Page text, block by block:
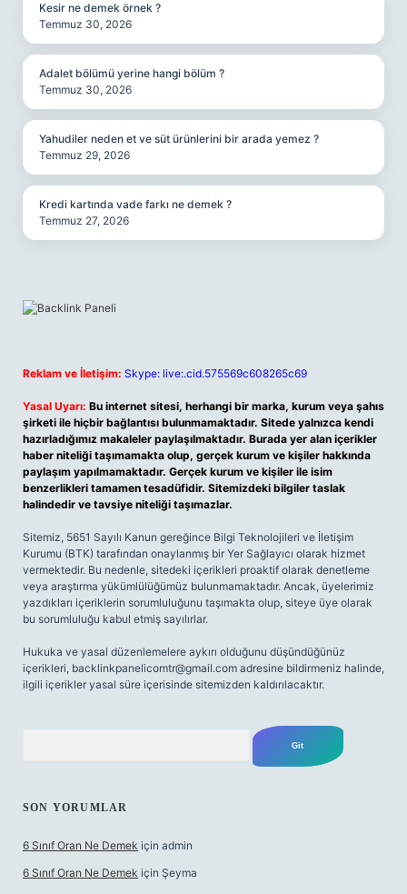
Kesir ne demek örnek ?
Temmuz 30, 2026
Adalet bölümü yerine hangi bölüm ?
Temmuz 30, 2026
Yahudiler neden et ve süt ürünlerini bir arada yemez ?
Temmuz 29, 2026
Kredi kartında vade farkı ne demek ?
Temmuz 27, 2026
Reklam ve İletişim: Skype: live:.cid.575569c608265c69
Yasal Uyarı: Bu internet sitesi, herhangi bir marka, kurum veya şahıs
şirketi ile hiçbir bağlantısı bulunmamaktadır. Sitede yalnızca kendi
hazırladığımız makaleler paylaşılmaktadır. Burada yer alan içerikler
haber niteliği taşımamakta olup, gerçek kurum ve kişiler hakkında
paylaşım yapılmamaktadır. Gerçek kurum ve kişiler ile isim
benzerlikleri tamamen tesadüfidir. Sitemizdeki bilgiler taslak
halindedir ve tavsiye niteliği taşımazlar.
Sitemiz, 5651 Sayılı Kanun gereğince Bilgi Teknolojileri ve İletişim
Kurumu (BTK) tarafından onaylanmış bir Yer Sağlayıcı olarak hizmet
vermektedir. Bu nedenle, sitedeki içerikleri proaktif olarak denetleme
veya araştırma yükümlülüğümüz bulunmamaktadır. Ancak, üyelerimiz
yazdıkları içeriklerin sorumluluğunu taşımakta olup, siteye üye olarak
bu sorumluluğu kabul etmiş sayılırlar.
Hukuka ve yasal düzenlemelere aykırı olduğunu düşündüğünüz
içerikleri, backlinkpanelicomtr@gmail.com adresine bildirmeniz halinde,
ilgili içerikler yasal süre içerisinde sitemizden kaldırılacaktır.
SON YORUMLAR
6 Sınıf Oran Ne Demek için admin
6 Sınıf Oran Ne Demek için Şeyma